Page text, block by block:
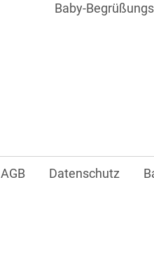
Baby-
AGB Datenschutz